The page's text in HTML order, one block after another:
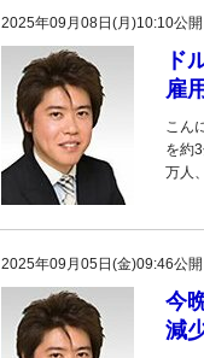
2025年09月08日(月)10:10公
ド
雇
こん
を約
万人
2025年09月05日(金)09:46公
今
減